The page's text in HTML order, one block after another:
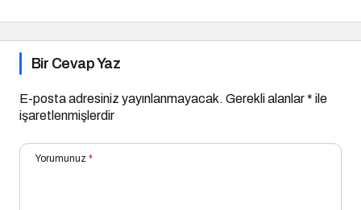
Bir Cevap Yaz
E-posta adresiniz yayınlanmayacak. Gerekli alanlar* ile
işaretlenmişlerdir
Yorumunuz *